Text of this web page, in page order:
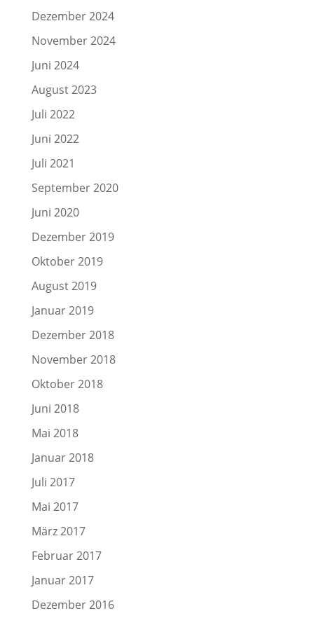
Dezember 2024
November 2024
Juni 2024
August 2023
Juli 2022
Juni 2022
Juli 2021
September 2020
Juni 2020
Dezember 2019
Oktober 2019
August 2019
Januar 2019
Dezember 2018
November 2018
Oktober 2018
Juni 2018
Mai 2018
Januar 2018
Juli 2017
Mai 2017
März 2017
Februar 2017
Januar 2017
Dezember 2016